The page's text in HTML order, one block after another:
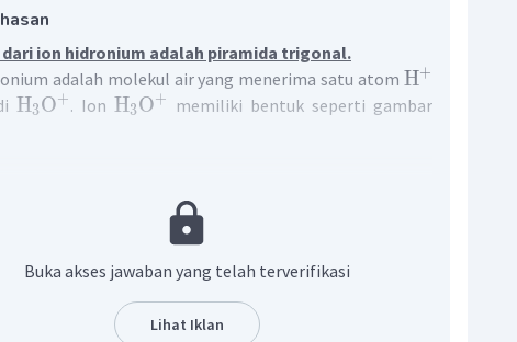
ion hidronium adalah piramida trigonal.
adalah molekul air yang menerima satu atom H+
H3O+. Ion H3O+
memiliki bentuk seperti gambar
Buka akses jawaban yang telah terverifikasi
Lihat Iklan